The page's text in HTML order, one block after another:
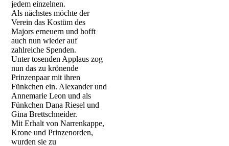
jedem einzelnen.
Als nächstes möchte der
Verein das Kostüm des
Majors erneuern und hofft
auch nun wieder auf
zahlreiche Spenden.
Unter tosenden Applaus zog
nun das zu krönende
Prinzenpaar mit ihren
Fünkchen ein. Alexander und
Annemarie Leon und als
Fünkchen Dana Riesel und
Gina Brettschneider.
Mit Erhalt von Narrenkappe,
Krone und Prinzenorden,
wurden sie zu